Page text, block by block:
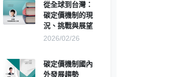
從全球到台灣：
碳定價機制的現
況、挑戰與展望
2026/02/26
碳定價機制國內
外發展趨勢